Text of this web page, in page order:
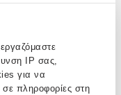
IP σας,
για να
πληροφορίες στη